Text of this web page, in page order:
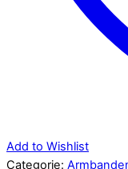
Add to Wishlist
Categorie: